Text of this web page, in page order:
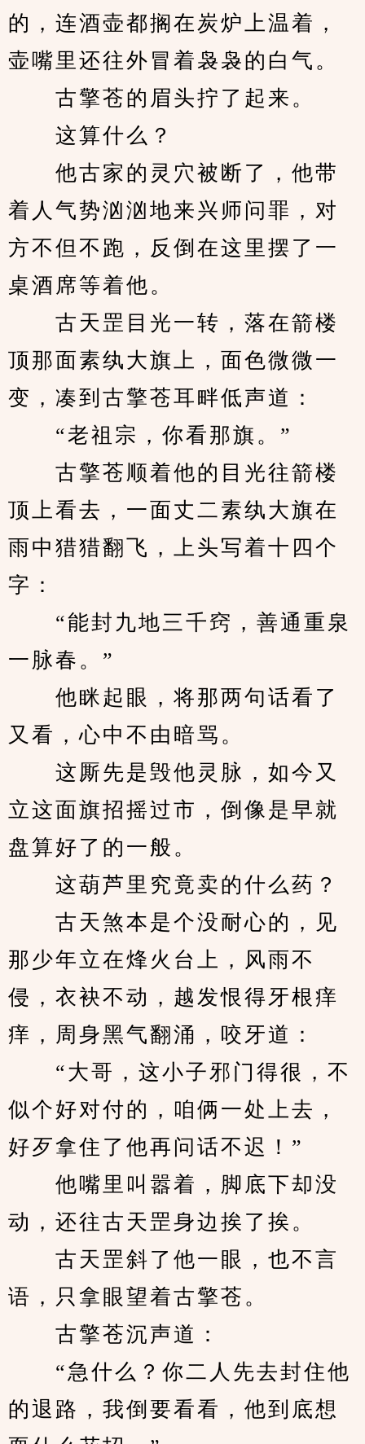
的，连酒壶都搁在炭炉上温着，
壶嘴里还往外冒着袅袅的白气。
古擎苍的眉头拧了起来。
这算什么？
他古家的灵穴被断了，他带
着人气势汹汹地来兴师问罪，对
方不但不跑，反倒在这里摆了一
桌酒席等着他。
古天罡目光一转，落在箭楼
顶那面素纨大旗上，面色微微一
变，凑到古擎苍耳畔低声道：
“老祖宗，你看那旗。”
古擎苍顺着他的目光往箭楼
顶上看去，一面丈二素纨大旗在
雨中猎猎翻飞，上头写着十四个
字：
“能封九地三千窍，善通重泉
一脉春。”
他眯起眼，将那两句话看了
又看，心中不由暗骂。
这厮先是毁他灵脉，如今又
立这面旗招摇过市，倒像是早就
盘算好了的一般。
这葫芦里究竟卖的什么药？
古天煞本是个没耐心的，见
那少年立在烽火台上，风雨不
侵，衣袂不动，越发恨得牙根痒
痒，周身黑气翻涌，咬牙道：
“大哥，这小子邪门得很，不
似个好对付的，咱俩一处上去，
好歹拿住了他再问话不迟！”
他嘴里叫嚣着，脚底下却没
动，还往古天罡身边挨了挨。
古天罡斜了他一眼，也不言
语，只拿眼望着古擎苍。
古擎苍沉声道：
“急什么？你二人先去封住他
的退路，我倒要看看，他到底想